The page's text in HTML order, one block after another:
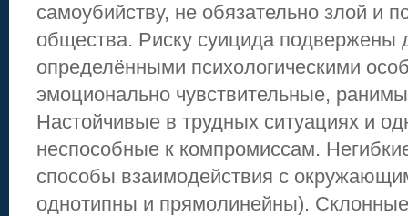
самоубийству, не обязательно злой и
общества. Риску суицида подвержены
определёнными психологическими
эмоционально чувствительные,
Настойчивые в трудных ситуациях и
неспособные к компромиссам.
способы взаимодействия с
однотипны и прямолинейны).